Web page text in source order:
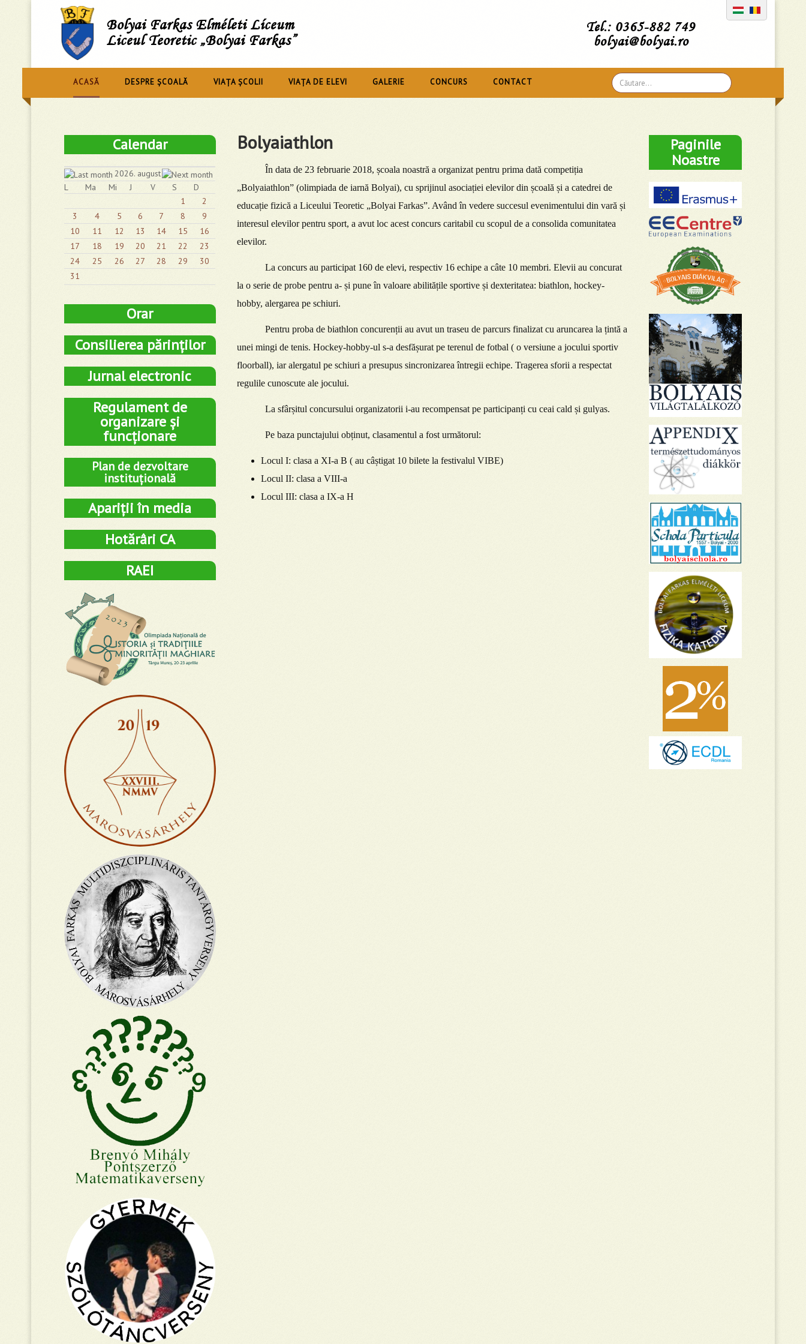
Bolyai Farkas Elméleti Líceum
Liceul Teoretic „Bolyai Farkas”
Tel.: 0365-882 749
bolyai@bolyai.ro
Căutare
...
ACASĂ DESPRE ȘCOALĂ VIAȚA ȘCOLII VIAȚA DE ELEVI GALERIE CONCURS CONTACT
Bolyaiathlon
În data de 23 februarie 2018, școala noastră a organizat pentru prima dată competiția
„Bolyaiathlon” (olimpiada de iarnă Bolyai), cu sprijinul asociației elevilor din școală și a catedrei de
educație fizică a Liceului Teoretic „Bolyai Farkas”. Având în vedere succesul evenimentului din vară și
interesul elevilor pentru sport, a avut loc acest concurs caritabil cu scopul de a consolida comunitatea
elevilor.
La concurs au participat 160 de elevi, respectiv 16 echipe a câte 10 membri. Elevii au concurat
la o serie de probe pentru a- și pune în valoare abilitățile sportive și dexteritatea: biathlon, hockey-
hobby, alergarea pe schiuri.
Pentru proba de biathlon concurenții au avut un traseu de parcurs finalizat cu aruncarea la țintă a
unei mingi de tenis. Hockey-hobby-ul s-a desfășurat pe terenul de fotbal ( o versiune a jocului sportiv
floorball), iar alergatul pe schiuri a presupus sincronizarea întregii echipe. Tragerea sforii a respectat
regulile cunoscute ale jocului.
La sfârșitul concursului organizatorii i-au recompensat pe participanți cu ceai cald și gulyas.
Pe baza punctajului obținut, clasamentul a fost următorul:
Locul I: clasa a XI-a B ( au câștigat 10 bilete la festivalul VIBE)
Locul II: clasa a VIII-a
Locul III: clasa a IX-a H
Calendar
2026. august
L
Ma Mi J V S
D
1
2
3
4 5 6 7 8
9
10
11 12 13 14 15
16
17
18 19 20 21 22
23
24
25 26 27 28 29
30
31
Orar
Consilierea părinților
Jurnal electronic
Regulament de
organizare și
funcționare
Plan de dezvoltare
instituțională
Apariții în media
Hotărâri CA
RAEI
Paginile
Noastre